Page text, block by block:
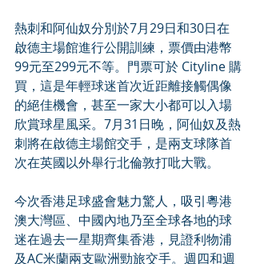
熱刺和阿仙奴分別於7月29日和30日在
啟德主場館進行公開訓練，票價由港幣
99元至299元不等。門票可於 Cityline 購
買，這是年輕球迷首次近距離接觸偶像
的絕佳機會，甚至一家大小都可以入場
欣賞球星風采。7月31日晚，阿仙奴及熱
刺將在啟德主場館交手，是兩支球隊首
次在英國以外舉行北倫敦打吡大戰。
今次香港足球盛會魅力驚人，吸引粵港
澳大灣區、中國內地乃至全球各地的球
迷在過去一星期齊集香港，見證利物浦
及AC米蘭兩支歐洲勁旅交手。週四和週